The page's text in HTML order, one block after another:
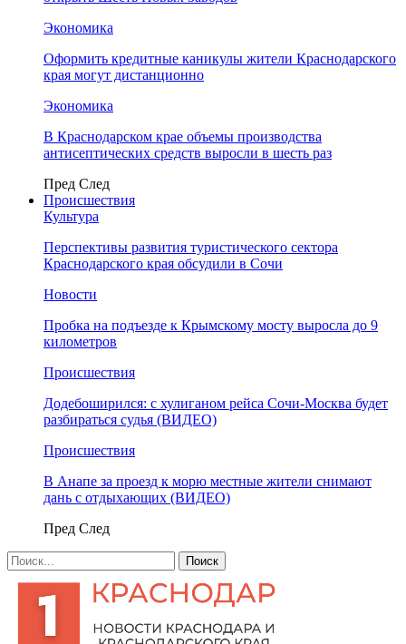
Экономика
Оформить кредитные каникулы жители Краснодарского
края могут дистанционно
Экономика
В Краснодарском крае объемы производства
антисептических средств выросли в шесть раз
Пред След
Происшествия
Культура
Перспективы развития туристического сектора
Краснодарского края обсудили в Сочи
Новости
Пробка на подъезде к Крымскому мосту выросла до 9
километров
Происшествия
Додебоширился: с хулиганом рейса Сочи-Москва будет
разбираться судья (ВИДЕО)
Происшествия
В Анапе за проезд к морю местные жители снимают
дань с отдыхающих (ВИДЕО)
Пред След